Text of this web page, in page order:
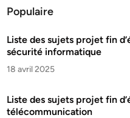
Populaire
Liste des sujets projet fin
sécurité informatique
18 avril 2025
Liste des sujets projet fin
télécommunication